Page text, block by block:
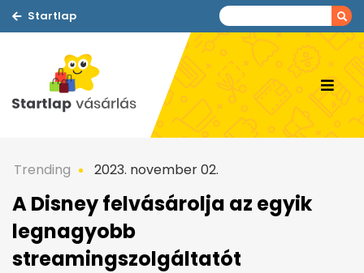
Startlap
Trending 2023. november 02.
A Disney felvásárolja az egyik
legnagyobb
streamingszolgáltatót